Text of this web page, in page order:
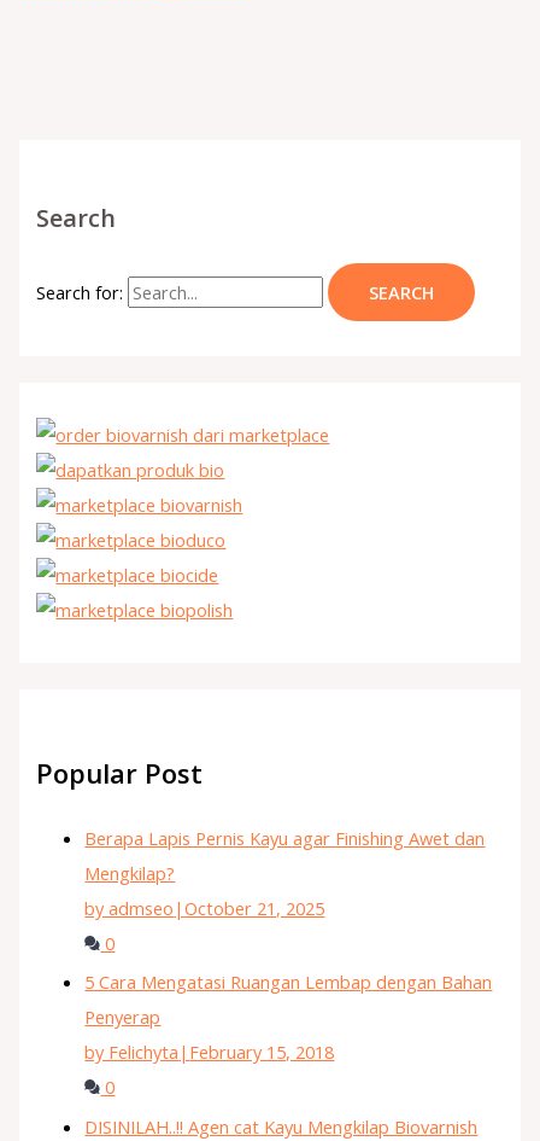
Search
Search for:
Popular Post
Berapa Lapis Pernis Kayu agar Finishing Awet dan
Mengkilap?
by admseo |October 21, 2025
0
5 Cara Mengatasi Ruangan Lembap dengan Bahan
Penyerap
by Felichyta | February 15, 2018
0
DISINILAH..!! Agen cat Kayu Mengkilap Biovarnish